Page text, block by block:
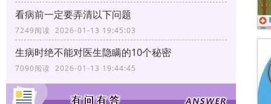
看病前一定要弄清以下问题
7249阅读 2026-01-13 19:45:03
生病时绝不能对医生隐瞒的10个秘密
7090阅读 2026-01-13 19:44:45